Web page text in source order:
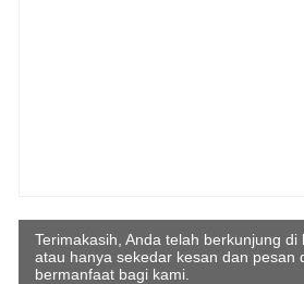
Terimakasih, Anda telah berkunjung di
atau hanya sekedar kesan dan pesan
bermanfaat bagi kami.